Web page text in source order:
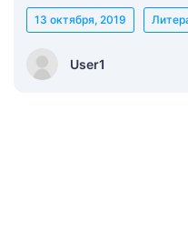
User1
13 октября, 2019